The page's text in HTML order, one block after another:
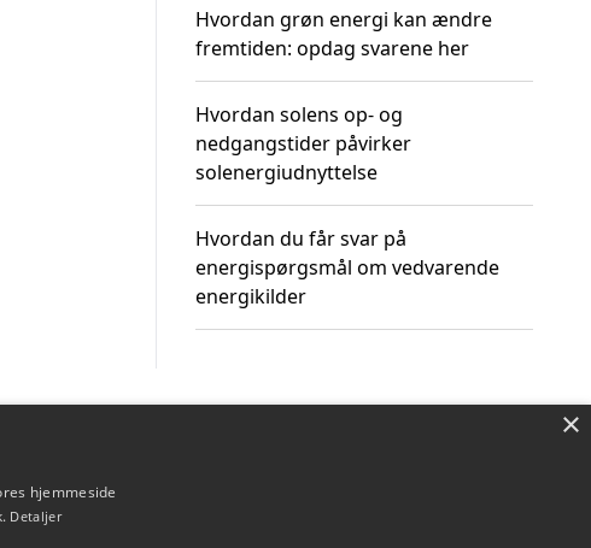
Hvordan grøn energi kan ændre
fremtiden: opdag svarene her
Hvordan solens op- og
nedgangstider påvirker
solenergiudnyttelse
Hvordan du får svar på
energispørgsmål om vedvarende
energikilder
×
hjemmeside
Detaljer